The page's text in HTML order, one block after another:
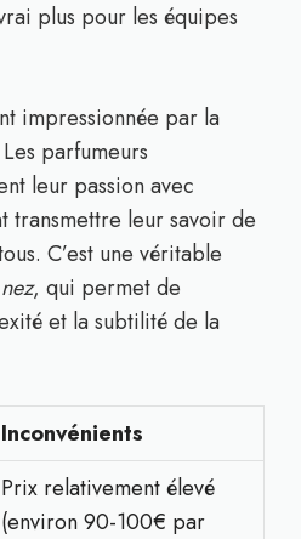
plus pour les équipes
impressionnée par la
parfumeurs
leur passion avec
transmettre leur savoir de
C’est une véritable
, qui permet de
et la subtilité de la
Inconvénients
Prix relativement élevé
(environ 90-100€ par